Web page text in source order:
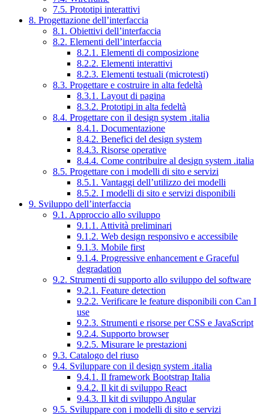
7.5. Prototipi interattivi
8. Progettazione dell’interfaccia
8.1. Obiettivi dell’interfaccia
8.2. Elementi dell’interfaccia
8.2.1. Elementi di composizione
8.2.2. Elementi interattivi
8.2.3. Elementi testuali (microtesti)
8.3. Progettare e costruire in alta fedeltà
8.3.1. Layout di pagina
8.3.2. Prototipi in alta fedeltà
8.4. Progettare con il design system .italia
8.4.1. Documentazione
8.4.2. Benefici del design system
8.4.3. Risorse operative
8.4.4. Come contribuire al design system .italia
8.5. Progettare con i modelli di sito e servizi
8.5.1. Vantaggi dell’utilizzo dei modelli
8.5.2. I modelli di sito e servizi disponibili
9. Sviluppo dell’interfaccia
9.1. Approccio allo sviluppo
9.1.1. Attività preliminari
9.1.2. Web design responsivo e accessibile
9.1.3. Mobile first
9.1.4. Progressive enhancement e Graceful
degradation
9.2. Strumenti di supporto allo sviluppo del software
9.2.1. Feature detection
9.2.2. Verificare le feature disponibili con Can I
use
9.2.3. Strumenti e risorse per CSS e JavaScript
9.2.4. Supporto browser
9.2.5. Misurare le prestazioni
9.3. Catalogo del riuso
9.4. Sviluppare con il design system .italia
9.4.1. Il framework Bootstrap Italia
9.4.2. Il kit di sviluppo React
9.4.3. Il kit di sviluppo Angular
9.5. Sviluppare con i modelli di sito e servizi